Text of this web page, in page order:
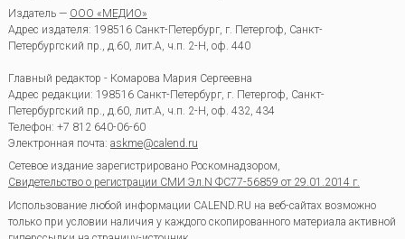
Издатель — ООО «МЕДИО»
Адрес издателя: 198516 Санкт-Петербург, г. Петергоф, Санкт-
Петербургский пр., д.60, лит.А, ч.п. 2-Н, оф. 440
Главный редактор - Комарова Мария Сергеевна
Адрес редакции: 198516 Санкт-Петербург, г. Петергоф Санкт-
Петербургский пр., д.60, лит.А, ч.п. 2-Н, оф. 432, 434
Телефон: +7 812 640-06-60
Электронная почта: askme@calend.ru
Сетевое издание зарегистрировано Роскомнадзором,
Свидетельство о регистрации СМИ Эл.N ФС77-56859 от 29.01.2014 г.
Использование любой информации CALEND.RU на веб-сайтах возможно
только при условии наличия у каждого скопированного материала активной